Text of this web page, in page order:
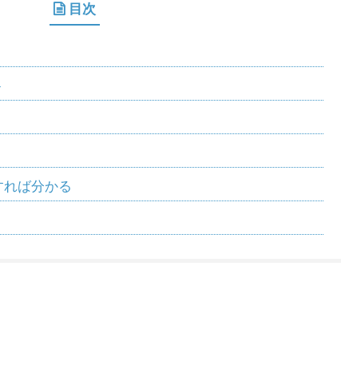
目次
ば分かる